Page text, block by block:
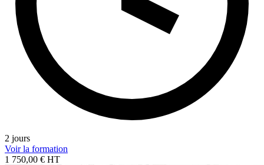
2 jours
Voir la formation
1 750,00 € HT